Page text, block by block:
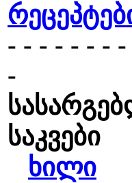
- - - - - - -
-
საკვები
ხილი